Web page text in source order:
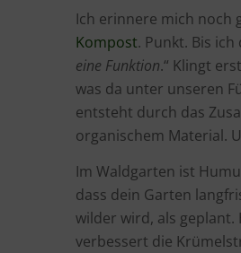
Ich erinnere mich noch
Kompost. Punkt. Bis
eine Funktion.“ Klingt
was da unter unseren
entsteht durch das
organischem Material.
Im Waldgarten ist
dass dein Garten
wilder wird, als geplant.
verbessert die